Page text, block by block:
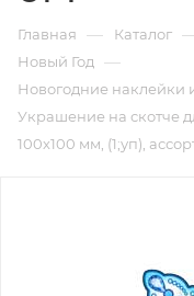
Главная — Каталог
Новый Год —
Новогодние наклейки
Украшение на скотче
100х100 мм, (1;уп),